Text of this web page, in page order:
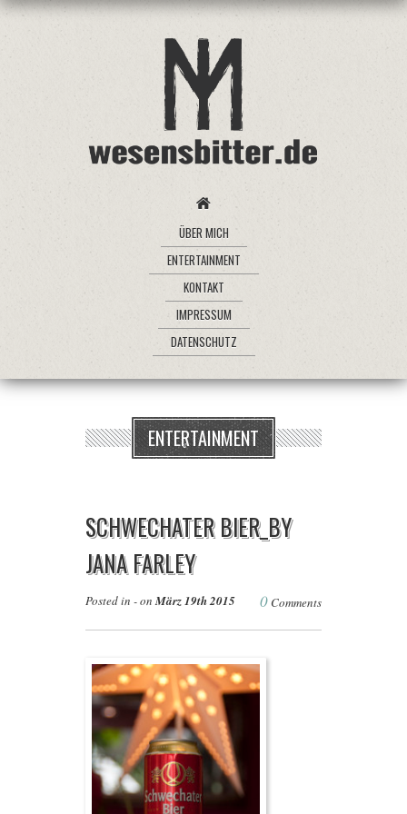
ÜBER MICH
ENTERTAINMENT
KONTAKT
IMPRESSUM
DATENSCHUTZ
ENTERTAINMENT
SCHWECHATER BIER_BY
JANA FARLEY
Posted in - onMärz 19th 2015 0 Comments